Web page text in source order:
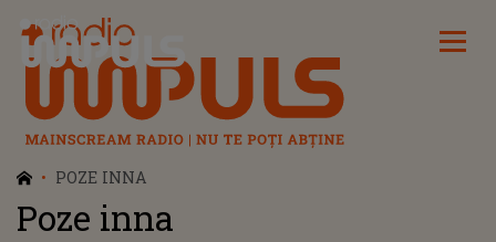
Radio Impuls
POZE INNA
Poze inna